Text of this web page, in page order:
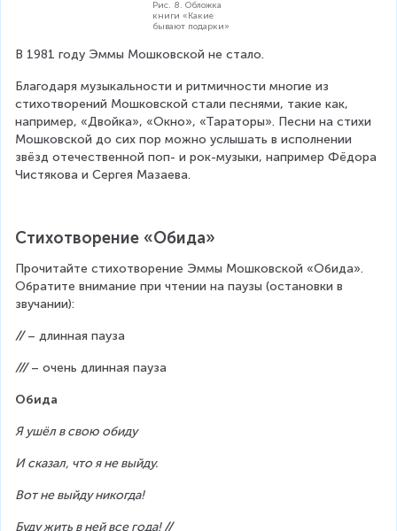
Рис. 8. Обложка
книги «Какие
бывают подарки»
В 1981 году Эммы Мошковской не стало.
Благодаря музыкальности и ритмичности многие из
стихотворений Мошковской стали песнями, такие как,
например, «Двойка», «Окно», «Тараторы». Песни на стихи
Мошковской до сих пор можно услышать в исполнении
звёзд отечественной поп- и рок-музыки, например Фёдора
Чистякова и Сергея Мазаева.
Стихотворение «Обида»
Прочитайте стихотворение Эммы Мошковской «Обида».
Обратите внимание при чтении на паузы (остановки в
звучании):
// – длинная пауза
/// – очень длинная пауза
Обида
Я ушёл в свою обиду
И сказал, что я не выйду.
Вот не выйду никогда!
Буду жить в ней все года! //